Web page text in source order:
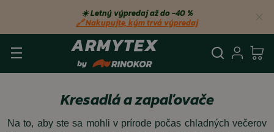
☀️ Letný výpredaj až do −40 %
🔗 Nakupujte, kým trvá výpredaj
Kresadlá a zapaľovače
Na to, aby ste sa mohli v prírode počas chladných večerov